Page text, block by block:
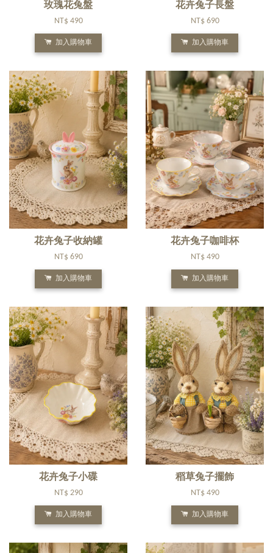
玫瑰花兔盤
NT$ 490
加入購物車
花卉兔子長盤
NT$ 690
加入購物車
花卉兔子收納罐
NT$ 690
加入購物車
花卉兔子咖啡杯
NT$ 490
加入購物車
花卉兔子小碟
NT$ 290
加入購物車
稻草兔子擺飾
NT$ 490
加入購物車